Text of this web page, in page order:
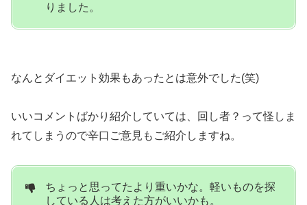
りました。
なんとダイエット効果もあったとは意外でした(笑)
いいコメントばかり紹介していては、回し者？って怪しま
れてしまうので辛口ご意見もご紹介しますね。
ちょっと思ってたより重いかな。軽いものを探
している人は考えた方がいいかも。